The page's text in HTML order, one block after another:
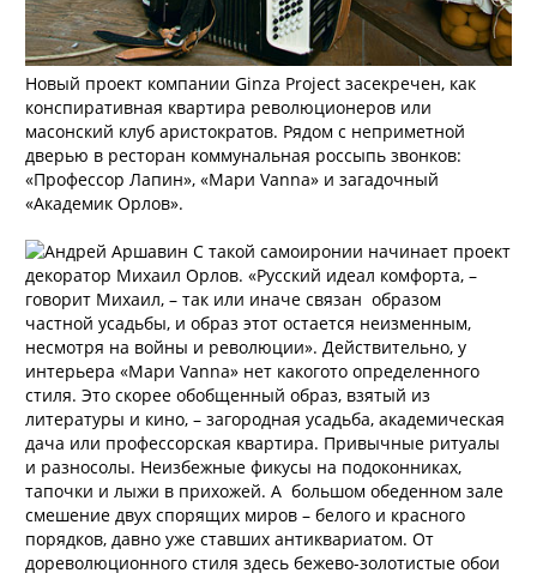
Новый проект компании Ginza Project засекречен, как
конспиративная квартира революционеров или
масонский клуб аристократов. Рядом с неприметной
дверью в ресторан коммунальная россыпь звонков:
«Профессор Лапин», «Мари Vanna» и загадочный
«Академик Орлов».
С такой самоиронии начинает проект
декоратор Михаил Орлов. «Русский идеал комфорта, –
говорит Михаил, – так или иначе связан образом
частной усадьбы, и образ этот остается неизменным,
несмотря на войны и революции». Действительно, у
интерьера «Мари Vanna» нет какогото определенного
стиля. Это скорее обобщенный образ, взятый из
литературы и кино, – загородная усадьба, академическая
дача или профессорская квартира. Привычные ритуалы
и разносолы. Неизбежные фикусы на подоконниках,
тапочки и лыжи в прихожей. А большом обеденном зале
смешение двух спорящих миров – белого и красного
порядков, давно уже ставших антиквариатом. От
дореволюционного стиля здесь бежево-золотистые обои